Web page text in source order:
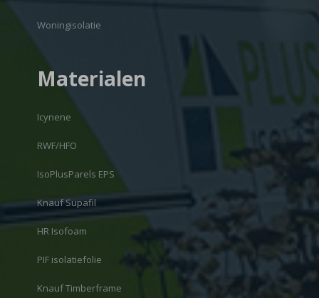
Woningisolatie
Materialen
Icynene
RWF/HFO
IsoPlusParels EPS
Knauf Supafil
HR Isofoam
PIF isolatiefolie
Knauf Timberframe